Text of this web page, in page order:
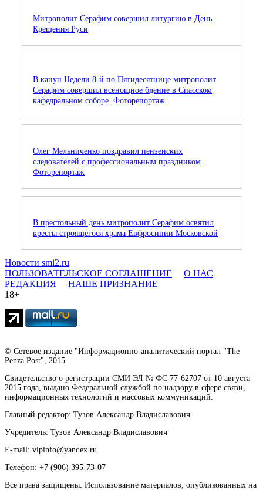
Митрополит Серафим совершил литургию в День
Крещения Руси
В канун Недели 8-й по Пятидесятнице митрополит
Серафим совершил всенощное бдение в Спасском
кафедральном соборе. Фоторепортаж
Олег Мельниченко поздравил пензенских
следователей с профессиональным праздником.
Фоторепортаж
В престольный день митрополит Серафим освятил
кресты строящегося храма Евфросинии Московской
Новости smi2.ru
ПОЛЬЗОВАТЕЛЬСКОЕ СОГЛАШЕНИЕ
О НАС
РЕДАКЦИЯ
НАШЕ ПРИЗНАНИЕ
18+
© Сетевое издание "Информационно-аналитический портал "The
Penza Post", 2015
Свидетельство о регистрации СМИ ЭЛ № ФС 77-62707 от 10 августа
2015 года, выдано Федеральной службой по надзору в сфере связи,
информационных технологий и массовых коммуникаций.
Главный редактор: Тузов Александр Владиславович
Учредитель: Тузов Александр Владиславович
E-mail: vipinfo@yandex.ru
Телефон: +7 (906) 395-73-07
Все права защищены. Использование материалов, опубликованных на